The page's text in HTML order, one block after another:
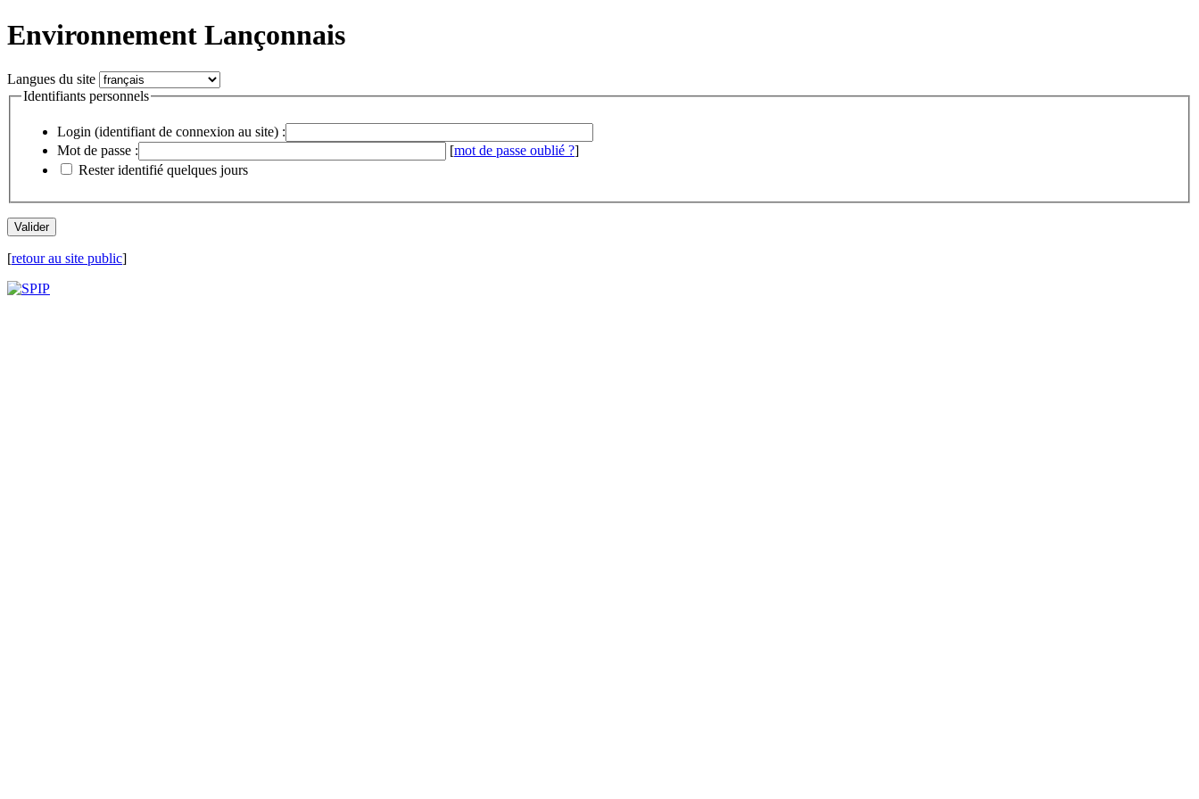
Environnement Lançonnais
Langues du site
Identifiants personnels
Login (identifiant de connexion au site) :
Mot de passe :
[mot de passe oublié ?]
Rester identifié quelques jours
[retour au site public]